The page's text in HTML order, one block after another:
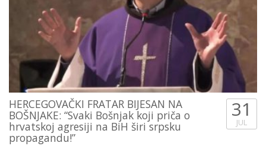
HERCEGOVAČKI FRATAR BIJESAN NA
BOŠNJAKE: “Svaki Bošnjak koji priča o
hrvatskoj agresiji na BiH širi srpsku
propagandu!”
31
JUL